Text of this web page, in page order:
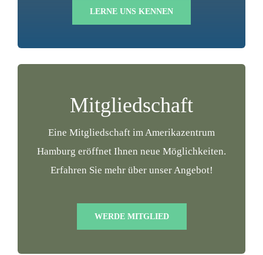
LERNE UNS KENNEN
Mitgliedschaft
Eine Mitgliedschaft im Amerikazentrum
Hamburg eröffnet Ihnen neue Möglichkeiten.
Erfahren Sie mehr über unser Angebot!
WERDE MITGLIED